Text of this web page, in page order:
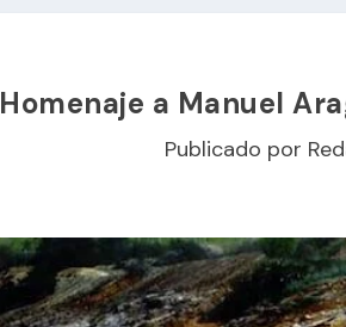
Homenaje a Manuel
Publicado por